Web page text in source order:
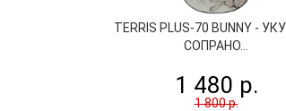
TERRIS PLUS-70 BUNNY -
СОПРАНО...
1 480 р.
1 800 р.